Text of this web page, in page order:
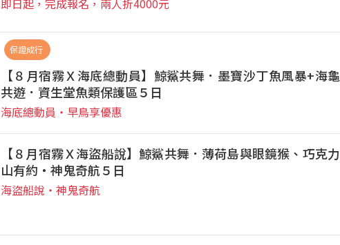
即日起，完成報名，兩人折4000元
保證成行
【８月宿霧Ｘ海底總動員】鯨鯊共舞．墨寶沙丁魚風暴+海龜
共遊．資生堂魚類保護區５日
海底總動員‧早鳥享優惠
【８月宿霧Ｘ海盜船說】鯨鯊共舞．薄荷島與眼鏡猴、巧克力
山有約‧神鬼奇航５日
海盜船說‧神鬼奇航